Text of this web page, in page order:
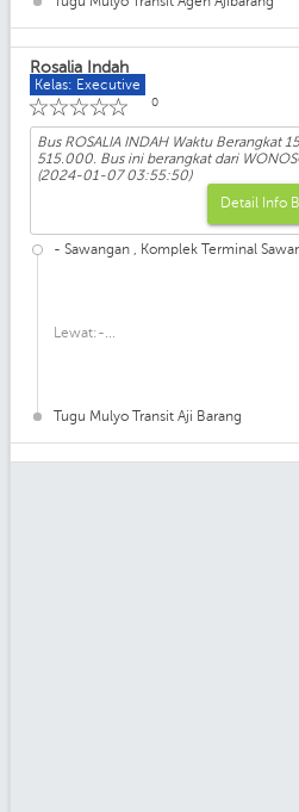
Rosalia Indah
Kelas: Executive
☆
☆
☆
☆
☆ 0
Bus ROSALIA INDAH Waktu Berangkat
515.000. Bus ini berangkat dari
(2024-01-07 03:55:50)
Detail Info
- Sawangan , Komplek Terminal
Lewat:-...
Tugu Mulyo Transit Aji Barang